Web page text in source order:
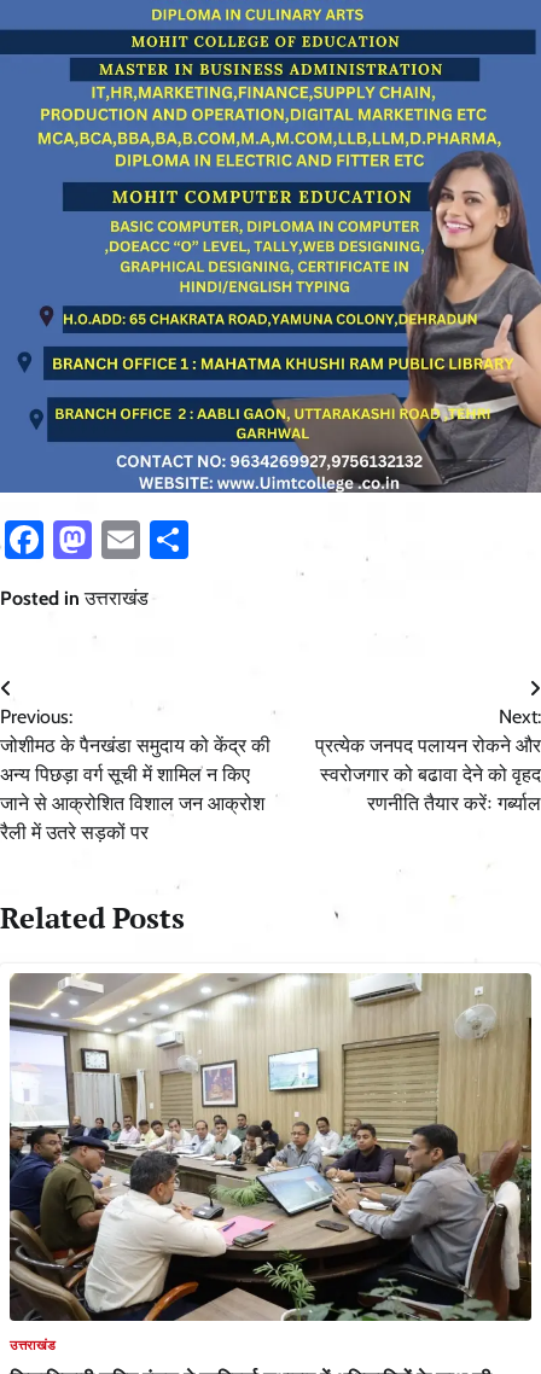
Facebook
Mastodon
Email
Posted inउत्तराखंड
Post
navigation
Previous:
जोशीमठ के पैनखंडा समुदाय को केंद्र की
अन्य पिछड़ा वर्ग सूची में शामिल न किए
जाने से आक्रोशित विशाल जन आक्रोश
रैली में उतरे सड़कों पर
Next:
प्रत्येक जनपद पलायन रोकने और
स्वरोजगार को बढावा देने को वृहद
रणनीति तैयार करेंः गर्ब्याल
Related Posts
उत्तराखंड